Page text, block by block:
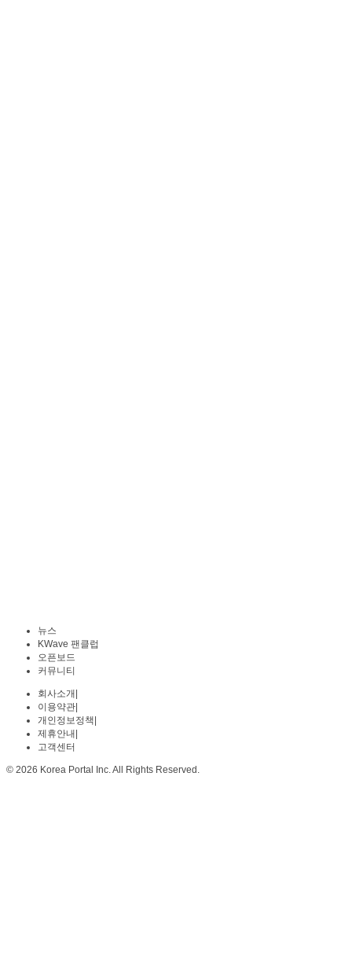
뉴스
KWave 팬클럽
오픈보드
커뮤니티
회사소개
이용약관
개인정보정책
제휴안내
고객센터
© 2026 Korea Portal Inc. All Rights Reserved.